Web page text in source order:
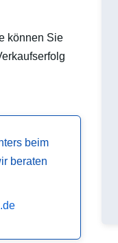
können Sie
beim
beraten